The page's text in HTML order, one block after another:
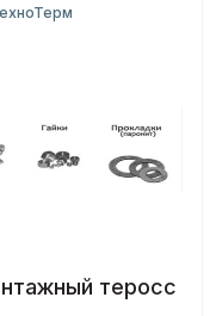
теросс